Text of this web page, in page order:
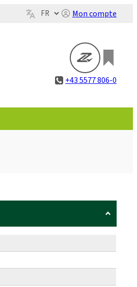
Mon compte
+43 5577 806-0